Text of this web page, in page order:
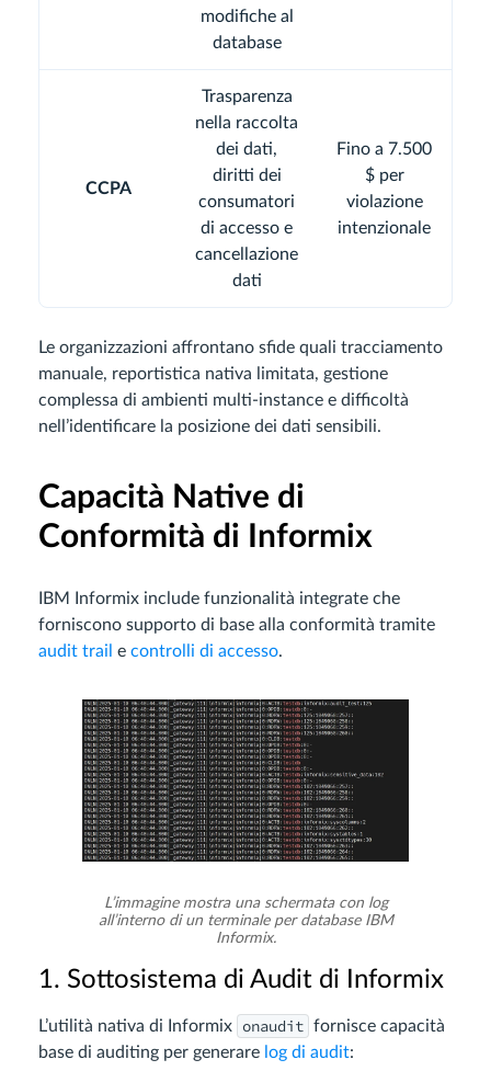
modifiche al
database
CCPA
Trasparenza
nella raccolta
dei dati,
diritti dei
consumatori
di accesso e
cancellazione
dati
Fino a 7.500
$ per
violazione
intenzionale
Le organizzazioni affrontano sfide quali tracciamento
manuale, reportistica nativa limitata, gestione
complessa di ambienti multi-instance e difficoltà
nell’identificare la posizione dei dati sensibili.
Capacità Native di
Conformità di Informix
IBM Informix include funzionalità integrate che
forniscono supporto di base alla conformità tramite
audit trail e controlli di accesso.
L’immagine mostra una schermata con log
all’interno di un terminale per database IBM
Informix.
1. Sottosistema di Audit di Informix
L’utilità nativa di Informix onaudit fornisce capacità
base di auditing per generare log di audit: